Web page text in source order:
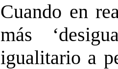
Cuando en
más
igualitario a